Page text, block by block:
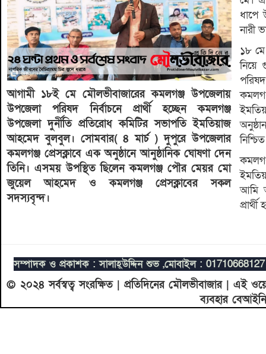
আগামী ১৮ই মে মৌলভীবাজারের কমলগঞ্জ উপজেলায়
উপজেলা পরিষদ নির্বাচনে প্রার্থী হচ্ছেন কমলগঞ্জ
উপজেলা দুর্নীতি প্রতিরোধ কমিটির সভাপতি ইমতিয়াজ
আহমেদ বুলবুল। সোমবার( ৪ মার্চ ) দুপুরে উপজেলার
কমলগঞ্জ প্রেসক্লাবে এক অনুষ্ঠানে আনুষ্ঠানিক ঘোষণা দেন
তিনি। এসময় উপস্থিত ছিলেন কমলগঞ্জ পৌর মেয়র মো
জুয়েল আহমেদ ও কমলগঞ্জ প্রেসক্লাবের সকল
সদস্যবৃন্দ।
ধাপে
নারী
১৮ মে
নিয়ে
পরিষদ
আমি
সম্পাদক ও প্রকাশক : সালাহ্উদ্দিন শুভ ,মোবাইল :
© ২০২৪ সর্বস্বত্ব সংরক্ষিত | প্রতিদিনের মৌলভীবাজার | এই
ব্যবহার